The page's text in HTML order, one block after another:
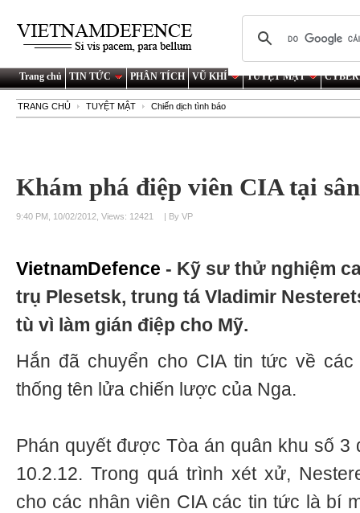
Trang chủ TIN TỨC PHÂN TÍCH VŨ KHÍ TUYỆT MẬT
TRANG CHỦ TUYỆT MẬT Chiến dịch tình báo
Khám phá điệp viên CIA tại
9:40 PM, 10/02/2012, Views: 12421 | By VP
VietnamDefence - Kỹ sư thử nghiệm
trụ Plesetsk, trung tá Vladimir
tù vì làm gián điệp cho Mỹ.
Hắn đã chuyển cho CIA tin tức về
thống tên lửa chiến lược của Nga.
Phán quyết được Tòa án quân khu số
10.2.12. Trong quá trình xét xử,
cho các nhân viên CIA các tin tức là bí